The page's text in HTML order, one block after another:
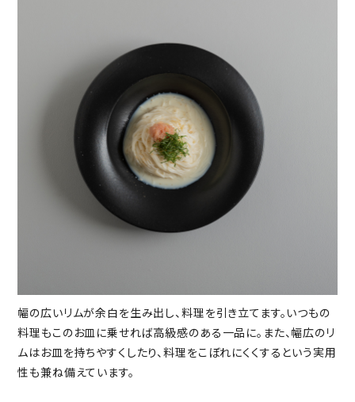
幅の広いリムが余白を生み出し、料理を引き立てます。いつもの
料理もこのお皿に乗せれば高級感のある一品に。また、幅広のリ
ムはお皿を持ちやすくしたり、料理をこぼれにくくするという実用
性も兼ね備えています。